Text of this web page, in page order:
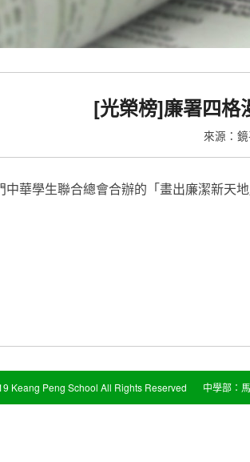
[光榮榜]廉署四格
來源：
中華學生聯合總會合辦的「畫出廉潔新天
Keang Peng School All Rights Reserved 中學部：